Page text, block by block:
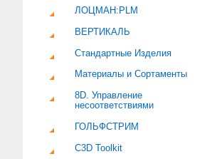
ЛОЦМАН:PLM
ВЕРТИКАЛЬ
Стандартные Изделия
Материалы и Сортаменты
8D. Управление
несоответствиями
ГОЛЬФСТРИМ
C3D Toolkit